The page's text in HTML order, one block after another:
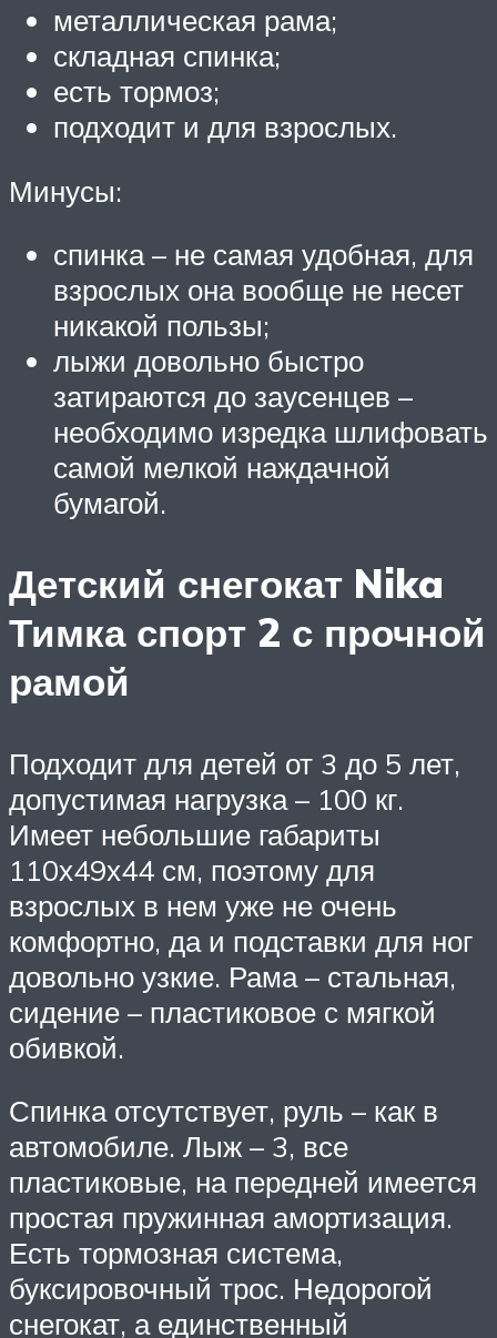
металлическая рама;
складная спинка;
есть тормоз;
подходит и для взрослых.
Минусы:
спинка – не самая удобная, для
взрослых она вообще не несет
никакой пользы;
лыжи довольно быстро
затираются до заусенцев –
необходимо изредка шлифовать
самой мелкой наждачной
бумагой.
Детский снегокат Nika
Тимка спорт 2 с прочной
рамой
Подходит для детей от 3 до 5 лет,
допустимая нагрузка – 100 кг.
Имеет небольшие габариты
110х49х44 см, поэтому для
взрослых в нем уже не очень
комфортно, да и подставки для ног
довольно узкие. Рама – стальная,
сидение – пластиковое с мягкой
обивкой.
Спинка отсутствует, руль – как в
автомобиле. Лыж – 3, все
пластиковые, на передней имеется
простая пружинная амортизация.
Есть тормозная система,
буксировочный трос. Недорогой
снегокат, а единственный